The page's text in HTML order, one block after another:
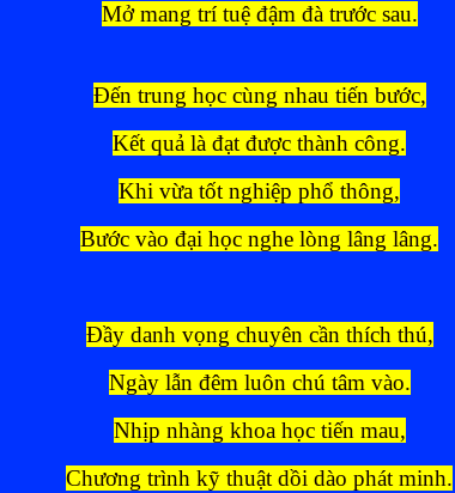
Mở mang trí tuệ đậm đà trước sau.
Đến trung học cùng nhau tiến bước,
Kết quả là đạt được thành công.
Khi vừa tốt nghiệp phổ thông,
Bước vào đại học nghe lòng lâng lâng.
Đầy danh vọng chuyên cần thích thú,
Ngày lẫn đêm luôn chú tâm vào.
Nhịp nhàng khoa học tiến mau,
Chương trình kỹ thuật dồi dào phát minh.